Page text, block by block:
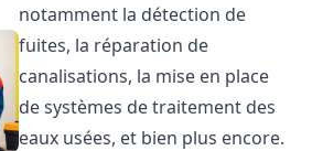
notamment la détection de
fuites, la réparation de
canalisations, la mise en place
de systèmes de traitement des
eaux usées, et bien plus encore.